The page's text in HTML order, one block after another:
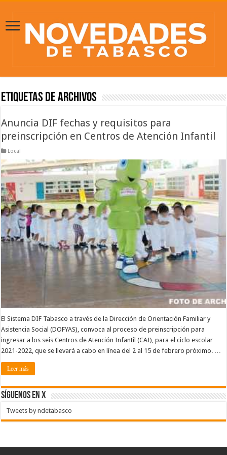
Etiquetas de Archivos
Anuncia DIF fechas y requisitos para
preinscripción en Centros de Atención Infantil
Local
El Sistema DIF Tabasco a través de la Dirección de Orientación Familiar y
Asistencia Social (DOFYAS), convoca al proceso de preinscripción para
ingresar a los seis Centros de Atención Infantil (CAI), para el ciclo escolar
2021-2022, que se llevará a cabo en línea del 2 al 15 de febrero próximo. …
Leer más
SÍGUENOS EN X
Tweets by ndetabasco